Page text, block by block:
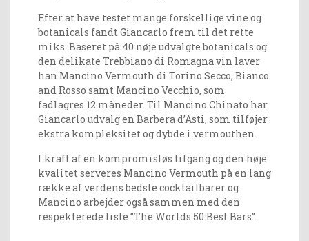
Efter at have testet mange forskellige vine og
botanicals fandt Giancarlo frem til det rette
miks. Baseret på 40 nøje udvalgte botanicals og
den delikate Trebbiano di Romagna vin laver
han Mancino Vermouth di Torino Secco, Bianco
and Rosso samt Mancino Vecchio, som
fadlagres 12 måneder. Til Mancino Chinato har
Giancarlo udvalg en Barbera d’Asti, som tilføjer
ekstra kompleksitet og dybde i vermouthen.
I kraft af en kompromisløs tilgang og den høje
kvalitet serveres Mancino Vermouth på en lang
række af verdens bedste cocktailbarer og
Mancino arbejder også sammen med den
respekterede liste ”The Worlds 50 Best Bars”.